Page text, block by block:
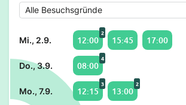
Mi., 2.9. 12:00
2
15:45 17:00
Do., 3.9. 08:00
4
Mo., 7.9. 12:15
3
13:00
2